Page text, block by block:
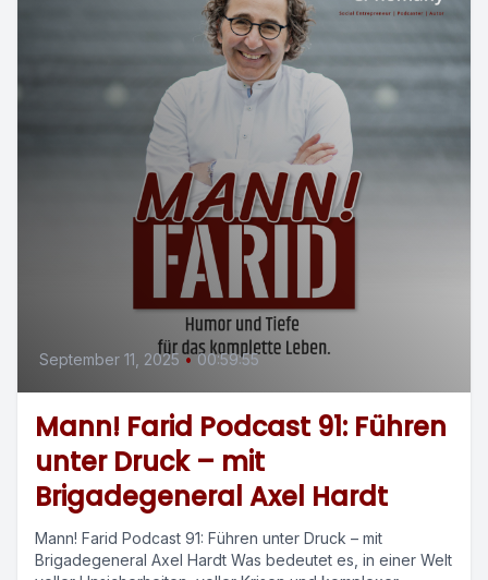
September 11, 2025 • 00:59:55
Mann! Farid Podcast 91: Führen
unter Druck – mit
Brigadegeneral Axel Hardt
Mann! Farid Podcast 91: Führen unter Druck – mit
Brigadegeneral Axel Hardt Was bedeutet es, in einer Welt